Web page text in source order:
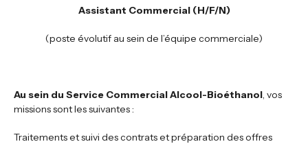
Assistant Commercial (H/F/N)
(poste évolutif au sein de l’équipe commerciale)
Au sein du Service Commercial Alcool-Bioéthanol, vos
missions sont les suivantes :
Traitements et suivi des contrats et préparation des offres